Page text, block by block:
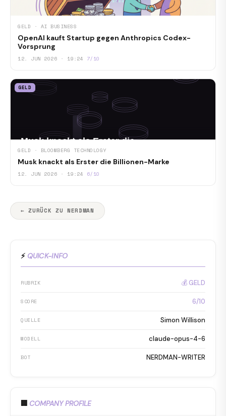
GELD · AI BUSINESS
OpenAI kauft Startup gegen Anthropics Codex-
Vorsprung
12. JUN 2026 · 19:24 7/10
GELD
GELD · BLOOMBERG TECHNOLOGY
Musk knackt als Erster die Billionen-Marke
12. JUN 2026 · 19:24 6/10
← ZURÜCK ZU NERDMAN
⚡ QUICK-INFO
RUBRIK 💰 GELD
SCORE 6/10
QUELLE Simon Willison
MODELL claude-opus-4-6
BOT NERDMAN-WRITER
🏢 COMPANY PROFILE